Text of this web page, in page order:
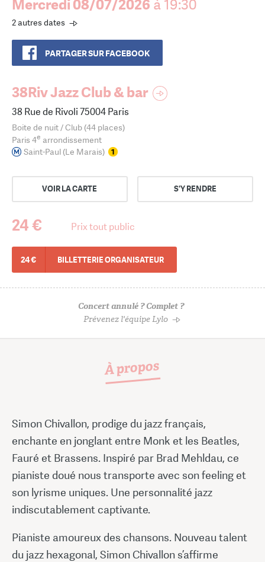
Mercredi 08/07/2026 à 19:30
2 autres dates
PARTAGER SUR FACEBOOK
38Riv Jazz Club & bar
38 Rue de Rivoli 75004 Paris
Boite de nuit / Club (44 places)
Paris 4e arrondissement
Saint-Paul (Le Marais)
VOIR LA CARTE S'Y RENDRE
24 € Prix tout public
24 € BILLETTERIE ORGANISATEUR
Concert annulé ? Complet ?
Prévenez l'équipe Lylo
À propos
Simon Chivallon, prodige du jazz français,
enchante en jonglant entre Monk et les Beatles,
Fauré et Brassens. Inspiré par Brad Mehldau, ce
pianiste doué nous transporte avec son feeling et
son lyrisme uniques. Une personnalité jazz
indiscutablement captivante.
Pianiste amoureux des chansons. Nouveau talent
du jazz hexagonal, Simon Chivallon s’affirme